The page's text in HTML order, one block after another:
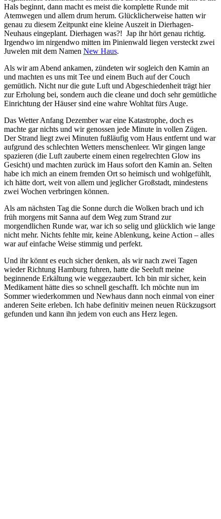
Hals beginnt, dann macht es meist die komplette Runde mit
Atemwegen und allem drum herum. Glücklicherweise hatten wir
genau zu diesem Zeitpunkt eine kleine Auszeit in Dierhagen-
Neuhaus eingeplant. Dierhagen was?! Jap ihr hört genau richtig.
Irgendwo im nirgendwo mitten im Pinienwald liegen versteckt zwei
Juwelen mit dem Namen New Haus.
Als wir am Abend ankamen, zündeten wir sogleich den Kamin an
und machten es uns mit Tee und einem Buch auf der Couch
gemütlich. Nicht nur die gute Luft und Abgeschiedenheit trägt hier
zur Erholung bei, sondern auch die cleane und doch sehr gemütliche
Einrichtung der Häuser sind eine wahre Wohltat fürs Auge.
Das Wetter Anfang Dezember war eine Katastrophe, doch es
machte gar nichts und wir genossen jede Minute in vollen Zügen.
Der Strand liegt zwei Minuten fußläufig vom Haus entfernt und war
aufgrund des schlechten Wetters menschenleer. Wir gingen lange
spazieren (die Luft zauberte einem einen regelrechten Glow ins
Gesicht) und machten zurück im Haus sofort den Kamin an. Selten
habe ich mich an einem fremden Ort so heimisch und wohlgefühlt,
ich hätte dort, weit von allem und jeglicher Großstadt, mindestens
zwei Wochen verbringen können.
Als am nächsten Tag die Sonne durch die Wolken brach und ich
früh morgens mit Sanna auf dem Weg zum Strand zur
morgendlichen Runde war, war ich so selig und glücklich wie lange
nicht mehr. Nichts fehlte mir, keine Ablenkung, keine Action – alles
war auf einfache Weise stimmig und perfekt.
Und ihr könnt es euch sicher denken, als wir nach zwei Tagen
wieder Richtung Hamburg fuhren, hatte die Seeluft meine
beginnende Erkältung wie weggezaubert. Ich bin mir sicher, kein
Medikament hätte dies so schnell geschafft. Ich möchte nun im
Sommer wiederkommen und Newhaus dann noch einmal von einer
anderen Seite erleben. Ich habe definitiv meinen neuen Rückzugsort
gefunden und kann ihn jedem von euch ans Herz legen.